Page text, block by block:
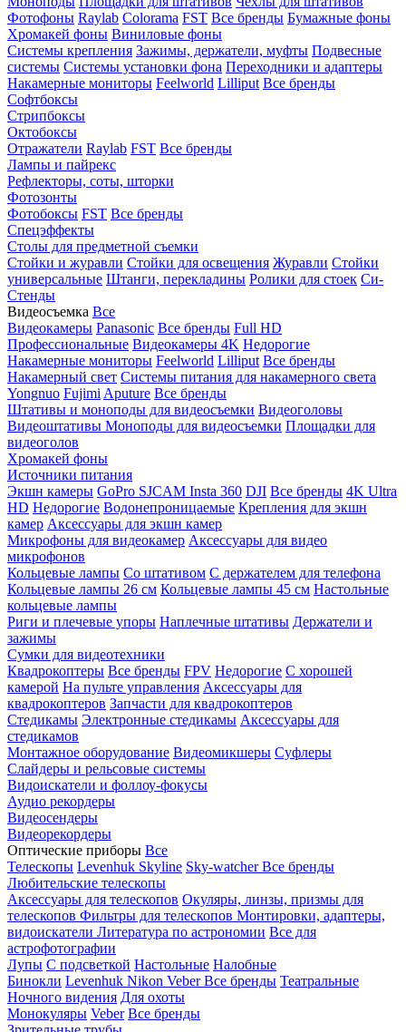
Фотофоны Raylab Colorama FST Все бренды Бумажные фоны
Хромакей фоны Виниловые фоны
Системы крепления Зажимы, держатели, муфты Подвесные
системы Системы установки фона Переходники и адаптеры
Накамерные мониторы Feelworld Lilliput Все бренды
Софтбоксы
Стрипбоксы
Октобоксы
Отражатели Raylab FST Все бренды
Лампы и пайрекс
Рефлекторы, соты, шторки
Фотозонты
Фотобоксы FST Все бренды
Спецэффекты
Столы для предметной съемки
Стойки и журавли Стойки для освещения Журавли Стойки
универсальные Штанги, перекладины Ролики для стоек Си-
Стенды
Видеосъемка Все
Видеокамеры Panasonic Все бренды Full HD
Профессиональные Видеокамеры 4K Недорогие
Накамерные мониторы Feelworld Lilliput Все бренды
Накамерный свет Системы питания для накамерного света
Yongnuo Fujimi Aputure Все бренды
Штативы и моноподы для видеосъемки Видеоголовы
Видеоштативы Моноподы для видеосъемки Площадки для
видеоголов
Хромакей фоны
Источники питания
Экшн камеры GoPro SJCAM Insta 360 DJI Все бренды 4K Ultra
HD Недорогие Водонепроницаемые Крепления для экшн
камер Аксессуары для экшн камер
Микрофоны для видеокамер Аксессуары для видео
микрофонов
Кольцевые лампы Со штативом C держателем для телефона
Кольцевые лампы 26 см Кольцевые лампы 45 см Настольные
кольцевые лампы
Риги и плечевые упоры Наплечные штативы Держатели и
зажимы
Сумки для видеотехники
Квадрокоптеры Все бренды FPV Недорогие С хорошей
камерой На пульте управления Аксессуары для
квадрокоптеров Запчасти для квадрокоптеров
Стедикамы Электронные стедикамы Аксессуары для
стедикамов
Монтажное оборудование Видеомикшеры Суфлеры
Слайдеры и рельсовые системы
Видоискатели и фоллоу-фокусы
Аудио рекордеры
Видеосендеры
Видеорекордеры
Оптические приборы Все
Телескопы Levenhuk Skyline Sky-watcherВсе бренды
Любительские телескопы
Аксессуары для телескопов Окуляры, линзы, призмы для
телескопов Фильтры для телескопов Монтировки, адаптеры,
видоискатели Литература по астрономии Все для
астрофотографии
Лупы С подсветкой Настольные Налобные
Бинокли Levenhuk Nikon VeberВсе бренды Театральные
Ночного видения Для охоты
Монокуляры Veber Все бренды